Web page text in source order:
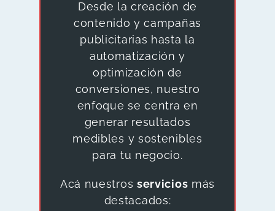
Desde la creación de
contenido y campañas
publicitarias hasta la
automatización y
optimización de
conversiones, nuestro
enfoque se centra en
generar resultados
medibles y sostenibles
para tu negocio.
Acá nuestros servicios más
destacados: